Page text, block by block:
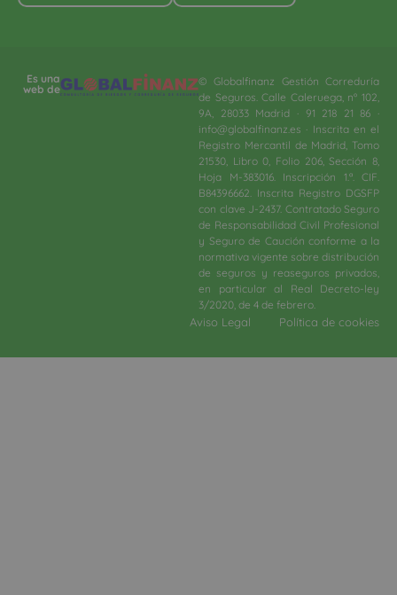
Es una
web de
© Globalfinanz Gestión Correduría
de Seguros. Calle Caleruega, nº 102,
9A, 28033 Madrid · 91 218 21 86 ·
info@globalfinanz.es · Inscrita en el
Registro Mercantil de Madrid, Tomo
21530, Libro 0, Folio 206, Sección 8,
Hoja M-383016. Inscripción 1.ª. CIF.
B84396662. Inscrita Registro DGSFP
con clave J-2437. Contratado Seguro
de Responsabilidad Civil Profesional
y Seguro de Caución conforme a la
normativa vigente sobre distribución
de seguros y reaseguros privados,
en particular al Real Decreto-ley
3/2020, de 4 de febrero.​
Aviso Legal Política de cookies